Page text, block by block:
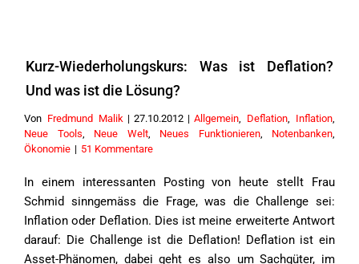
Kurz-Wiederholungskurs: Was ist Deflation?
Und was ist die Lösung?
Von Fredmund Malik | 27.10.2012 | Allgemein, Deflation, Inflation,
Neue Tools, Neue Welt, Neues Funktionieren, Notenbanken,
Ökonomie | 51 Kommentare
In einem interessanten Posting von heute stellt Frau
Schmid sinngemäss die Frage, was die Challenge sei:
Inflation oder Deflation. Dies ist meine erweiterte Antwort
darauf: Die Challenge ist die Deflation! Deflation ist ein
Asset-Phänomen, dabei geht es also um Sachgüter, im